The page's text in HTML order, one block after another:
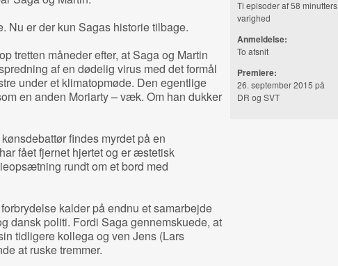
Nu er der kun Sagas historie tilbage.
tretten måneder efter, at Saga og Martin
af en dødelig virus med det formål
under et klimatopmøde. Den egentlige
en anden Moriarty – væk. Om han dukker
findes myrdet på en
fået fjernet hjertet og er æstetisk
rundt om et bord med
kalder på endnu et samarbejde
dansk politi. Fordi Saga gennemskuede, at
tidligere kollega og ven Jens (Lars
at ruske tremmer.
Ti episoder af 58 minutters
varighed
Anmeldelse:
To afsnit
Premiere:
26. september 2015 på
DR og SVT